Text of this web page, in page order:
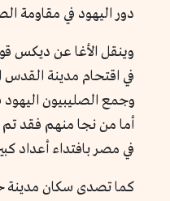
دور اليهود في مقاومة
وينقل الأغا عن ديكس
في اقتحام مدينة القدس
وجمع الصليبيون اليهود
أما من نجا منهم فقد تم
في مصر بافتداء أعداد
كما تصدى سكان مدينة